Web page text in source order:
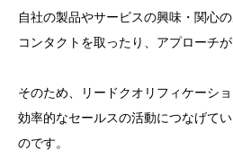
自社の製品やサービスの興味・関心
コンタクトを取ったり、アプローチ
そのため、リードクオリフィケーシ
効率的なセールスの活動につなげて
のです。